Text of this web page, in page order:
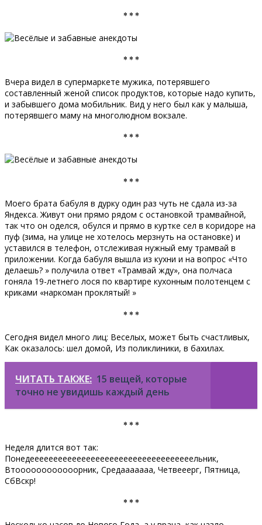
* * *
* * *
Вчера видел в супермаркете мужика, потерявшего
составленный женой список продуктов, которые надо купить,
и забывшего дома мобильник. Вид у него был как у малыша,
потерявшего маму на многолюдном вокзале.
* * *
* * *
Моего брата бабуля в дурку один раз чуть не сдала из-за
Яндекса. Живут они прямо рядом с остановкой трамвайной,
так что он оделся, обулся и прямо в куртке сел в коридоре на
пуф (зима, на улице не хотелось мерзнуть на остановке) и
уставился в телефон, отслеживая нужный ему трамвай в
приложении. Когда бабуля вышла из кухни и на вопрос «Что
делаешь? » получила ответ «Трамвай жду», она полчаса
гоняла 19-летнего лося по квартире кухонным полотенцем с
криками «наркоман проклятый! »
* * *
Сегодня видел много лиц: Веселых, может быть счастливых,
Как оказалось: шел домой, Из поликлиники, в бахилах.
ЧИТАТЬ ТАКЖЕ: 15 вещей, которые
точно не увидишь каждый день
* * *
Неделя длится вот так:
Понедееееееееееееееееееееееееееееееееееельник,
Втоооооооооооорник, Средааааааа, Четвееерг, Пятница,
СбВскр!
* * *